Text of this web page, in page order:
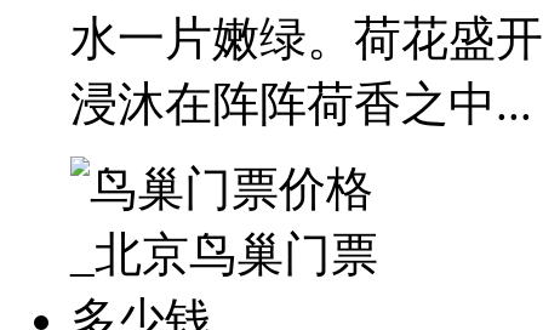
水一片嫩绿。荷花盛
浸沐在阵阵荷香之中...